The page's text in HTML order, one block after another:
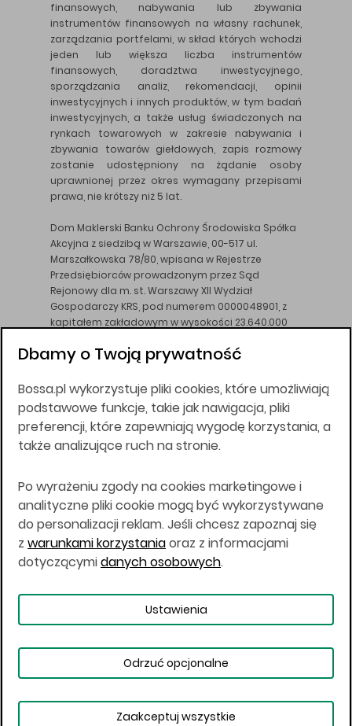
finansowych, nabywania lub zbywania
instrumentów finansowych na własny rachunek,
zarządzania portfelami, w skład których wchodzi
jeden lub większa liczba instrumentów
finansowych, doradztwa inwestycyjnego,
sporządzania analiz, rekomendacji, opinii
inwestycyjnych i innych produktów, w tym badań
inwestycyjnych, a także usług świadczonych na
rynkach towarowych w zakresie nabywania i
zbywania towarów giełdowych, zapis rozmowy
zostanie udostępniony na żądanie osoby
uprawnionej przez okres wymagany przepisami
prawa, nie krótszy niż 5 lat.
Dom Maklerski Banku Ochrony Środowiska Spółka
Akcyjna z siedzibą w Warszawie, 00-517 ul.
Marszałkowska 78/80, wpisana w Rejestrze
Przedsiębiorców prowadzonym przez Sąd
Rejonowy dla m. st. Warszawy XII Wydział
Gospodarczy KRS, pod numerem 0000048901, z
kapitałem zakładowym w wysokości 23.640.000
DM BOŚ działa na podstawie zezwolenia KNF z dnia
Wszelkie informacje na niniejszej stronie w tym
informacje o produktach inwestycyjnych nie są
kierowane do osób mających miejsce
zamieszkania lub pobytu w Stanach
Japonii, ani w dowolnej innej jurysdykcji, w której
taki materiał byłby sprzeczny z prawem lub w
których zgodne z prawem nabycie produktów
inwestycyjnych nie jest możliwe lub w której nie
jest możliwe złożenie oferty. Prawa obowiązujące
w danej jurysdykcji określają, czy jest możliwe
nabycie poszczególnych produktów
Copyright © 2026 BOŚ | BOSSA.PL
Warunki korzystania
Dane osobowe
Dbamy o Twoją prywatność
Bossa.pl wykorzystuje pliki cookies, które umożliwiają
podstawowe funkcje, takie jak nawigacja, pliki
preferencji, które zapewniają wygodę korzystania, a
także analizujące ruch na stronie.
Po wyrażeniu zgody na cookies marketingowe i
analityczne pliki cookie mogą być wykorzystywane
do personalizacji reklam. Jeśli chcesz zapoznaj się
z warunkami korzystaniaoraz z informacjami
dotyczącymidanych osobowych.
Ustawienia
Odrzuć opcjonalne
Zaakceptuj wszystkie